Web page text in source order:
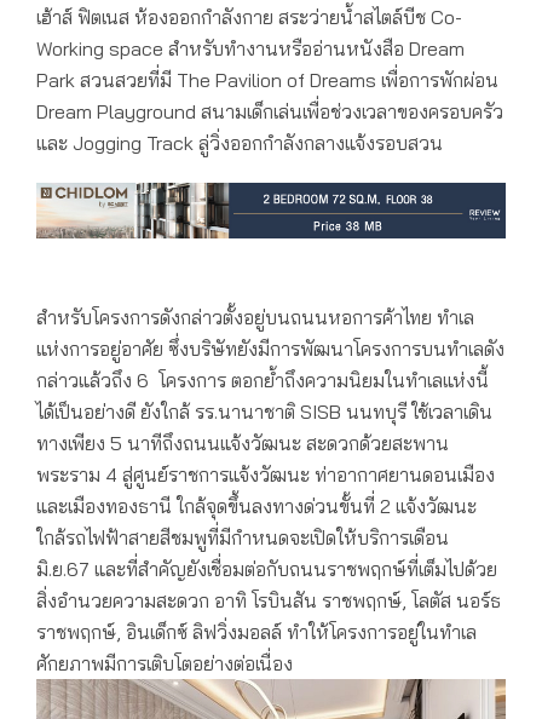
เฮ้าส์ ฟิตเนส ห้องออกกำลังกาย สระว่ายน้ำสไตล์บีช Co-
Working space สำหรับทำงานหรืออ่านหนังสือ Dream
Park สวนสวยที่มี The Pavilion of Dreams เพื่อการพักผ่อน
Dream Playground สนามเด็กเล่นเพื่อช่วงเวลาของครอบครัว
และ Jogging Track ลู่วิ่งออกกำลังกลางแจ้งรอบสวน
สำหรับโครงการดังกล่าว​ตั้งอยู่บนถนนหอการค้าไทย ทำเล
แห่งการอยู่อาศัย ซึ่งบริษัทยังมีการพัฒนาโครงการบนทำเลดัง
กล่าวแล้วถึง 6 โครงการ ตอกย้ำถึงความนิยมในทำเลแห่งนี้
ได้เป็นอย่างดี ยังใกล้ รร.นานาชาติ SISB นนทบุรี ใช้เวลาเดิน
ทางเพียง 5 นาทีถึงถนนแจ้งวัฒนะ สะดวกด้วยสะพาน
พระราม 4 สู่ศูนย์ราชการแจ้งวัฒนะ ท่าอากาศยานดอนเมือง
และเมืองทองธานี ใกล้จุดขึ้นลงทางด่วนขั้นที่ 2 แจ้งวัฒนะ
ใกล้รถไฟฟ้าสายสีชมพูที่มีกำหนดจะเปิดให้บริการเดือน
มิ.ย.67 และที่สำคัญยังเชื่อมต่อกับถนนราชพฤกษ์ที่เต็มไปด้วย
สิ่งอำนวยความสะดวก อาทิ โรบินสัน ราชพฤกษ์, โลตัส นอร์ธ
ราชพฤกษ์, อินเด็กซ์ ลิฟวิ่งมอลล์ ทำให้โครงการอยู่ในทำเล
ศักยภาพมีการเติบโตอย่างต่อเนื่อง